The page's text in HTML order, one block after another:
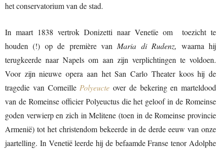
het conservatorium van de stad.
In maart 1838 vertrok Donizetti naar Venetïe om toezicht te
houden (!) op de première vanMaria di Rudenz, waarna hij
terugkeerde naar Napels om aan zijn verplichtingen te voldoen.
Voor zijn nieuwe opera aan het San Carlo Theater koos hij de
tragedie van CorneillePolyeucte over de bekering en marteldood
van de Romeinse officier Polyeuctus die het geloof in de Romeinse
goden verwierp en zich in Melitene (toen in de Romeinse provincie
Armenië) tot het christendom bekeerde in de derde eeuw van onze
jaartelling. In Venetië leerde hij de befaamde Franse tenor Adolphe